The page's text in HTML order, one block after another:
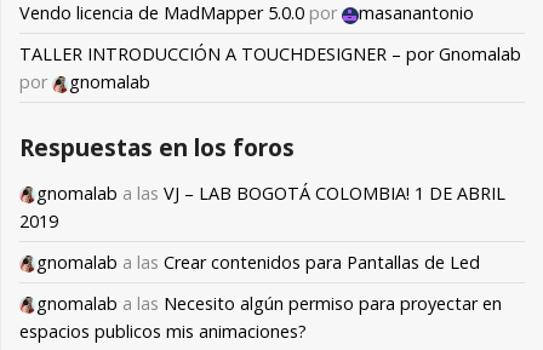
Vendo licencia de MadMapper 5.0.0 por
masanantonio
TALLER INTRODUCCIÓN A TOUCHDESIGNER – por Gnomalab
por
gnomalab
Respuestas en los foros
gnomalab a las VJ – LAB BOGOTÁ COLOMBIA! 1 DE ABRIL
2019
gnomalab a las Crear contenidos para Pantallas de Led
gnomalab a las Necesito algún permiso para proyectar en
espacios publicos mis animaciones?